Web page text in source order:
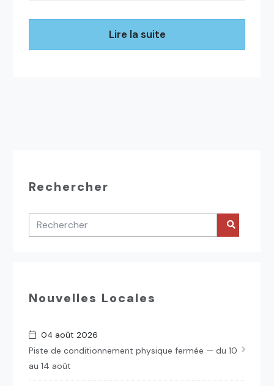
Lire la suite
Rechercher
Nouvelles Locales
04 août 2026
Piste de conditionnement physique fermée — du 10
au 14 août